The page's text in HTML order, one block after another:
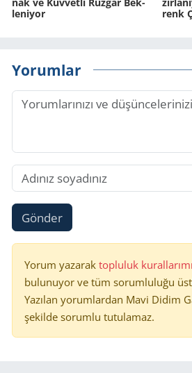
nak ve Kuv­vet­li Rüz­gar Bek­
le­ni­yor
renk
Yorumlar
Gönder
Yorum yazarak topluluk
bulunuyor ve tüm sorumluluğu
Yazılan yorumlardan Mavi Didim
şekilde sorumlu tutulamaz.